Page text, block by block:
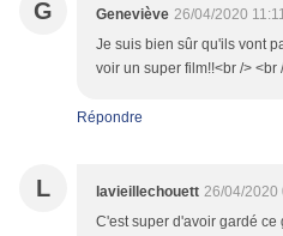
G Geneviève 26/04/2020
Je suis bien sûr qu'ils vont
voir un super film!!<br />
Répondre
L lavieillechouett 26/04/2020
C'est super d'avoir gardé